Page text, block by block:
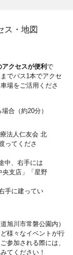
ス・地図
クセスが便利で
でバス1本でアクセ
場をご活用くださ
合（約20分）
法人仁友会 北
ってくださ
中、右手には
央支店」「星野
手に建ってい
旭川市常磐公園内）
様々なイベントが行
参加される際には、
てください！